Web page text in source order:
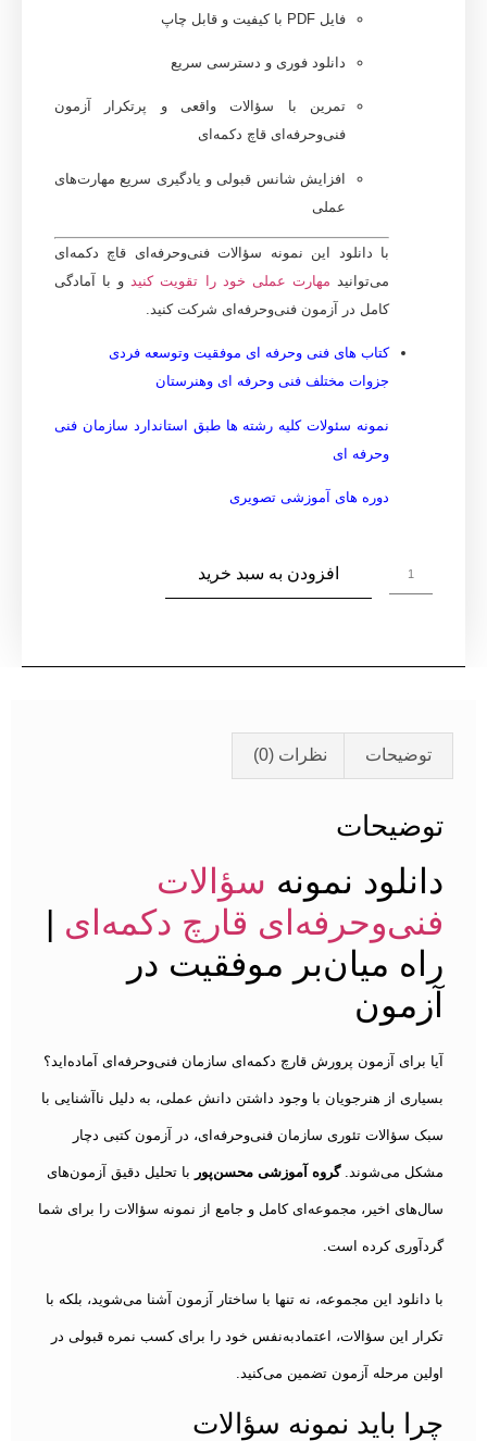
فایل PDF با کیفیت و قابل چاپ
دانلود فوری و دسترسی سریع
تمرین با سؤالات واقعی و پرتکرار آزمون
فنی‌وحرفه‌ای قاچ دکمه‌ای
افزایش شانس قبولی و یادگیری سریع مهارت‌های
عملی
با دانلود این نمونه سؤالات فنی‌وحرفه‌ای قاچ دکمه‌ای
می‌توانید مهارت عملی خود را تقویت کنیدو با آمادگی
کامل در آزمون فنی‌وحرفه‌ای شرکت کنید.
کتاب های فنی وحرفه ای موفقیت وتوسعه فردی
جزوات مختلف فنی وحرفه ای وهنرستان
نمونه سئولات کلیه رشته ها طبق استاندارد سازمان فنی
وحرفه ای
دوره های آموزشی تصویری
افزودن به سبد خرید
توضیحات نظرات (0)
توضیحات
دانلود نمونه سؤالات
فنی‌وحرفه‌ای قارچ دکمه‌ای |
راه میان‌بر موفقیت در
آزمون
آیا برای آزمون پرورش قارچ دکمه‌ای سازمان فنی‌وحرفه‌ای آماده‌اید؟
بسیاری از هنرجویان با وجود داشتن دانش عملی، به دلیل ناآشنایی با
سبک سؤالات تئوری سازمان فنی‌وحرفه‌ای، در آزمون کتبی دچار
مشکل می‌شوند.گروه آموزشی محسن‌پور با تحلیل دقیق آزمون‌های
سال‌های اخیر، مجموعه‌ای کامل و جامع از نمونه سؤالات را برای شما
گردآوری کرده است.
با دانلود این مجموعه، نه تنها با ساختار آزمون آشنا می‌شوید، بلکه با
تکرار این سؤالات، اعتمادبه‌نفس خود را برای کسب نمره قبولی در
اولین مرحله آزمون تضمین می‌کنید.
چرا باید نمونه سؤالات